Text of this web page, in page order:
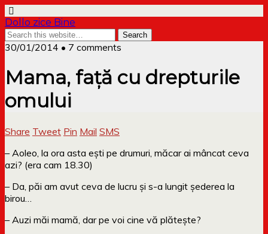
Dollo zice Bine
30/01/2014 • 7 comments
Mama, față cu drepturile
omului
Share Tweet Pin Mail SMS
– Aoleo, la ora asta ești pe drumuri, măcar ai mâncat ceva
azi? (era cam 18.30)
– Da, păi am avut ceva de lucru și s-a lungit șederea la
birou…
– Auzi măi mamă, dar pe voi cine vă plătește?